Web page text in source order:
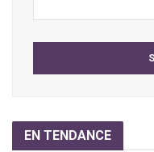
EN TENDANCE